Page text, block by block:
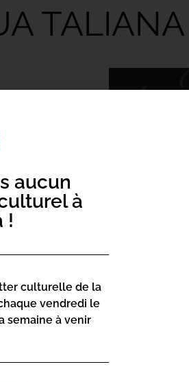
TALIANA
di u Filmu
di u sinemà.
aucun
à
!
culturelle de la
vendredi le
semaine à venir